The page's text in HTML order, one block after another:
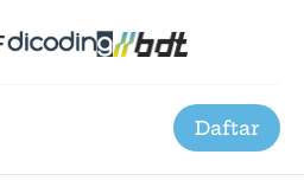
Daftar